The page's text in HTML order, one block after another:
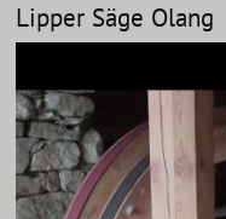
Lipper Säge Olang